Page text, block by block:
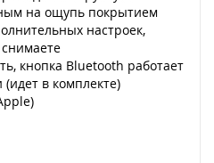
на ощупь покрытием
настроек,
кнопка Bluetooth работает
в комплекте)